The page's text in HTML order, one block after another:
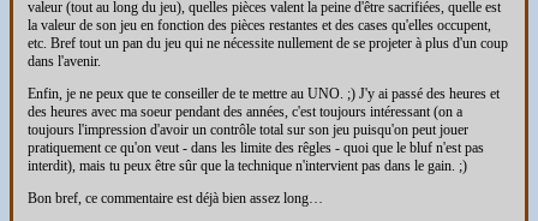
valeur (tout au long du jeu), quelles pièces valent la peine d'être sacrifiées, quelle est
la valeur de son jeu en fonction des pièces restantes et des cases qu'elles occupent,
etc. Bref tout un pan du jeu qui ne nécessite nullement de se projeter à plus d'un coup
dans l'avenir.
Enfin, je ne peux que te conseiller de te mettre au UNO. ;) J'y ai passé des heures et
des heures avec ma soeur pendant des années, c'est toujours intéressant (on a
toujours l'impression d'avoir un contrôle total sur son jeu puisqu'on peut jouer
pratiquement ce qu'on veut - dans les limite des rêgles - quoi que le bluf n'est pas
interdit), mais tu peux être sûr que la technique n'intervient pas dans le gain. ;)
Bon bref, ce commentaire est déjà bien assez long…